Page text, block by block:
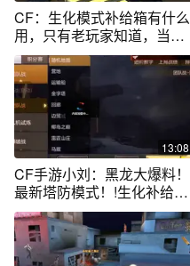
CF：生化模式补给箱有什么
用，只有老玩家知道，当时
有多抢手
13:08
CF手游小刘：黑龙大爆料！
最新塔防模式！!生化补给箱
来袭！